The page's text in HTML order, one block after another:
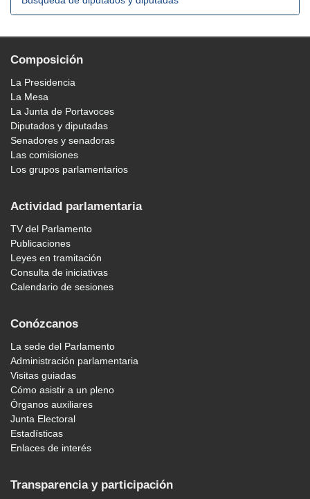
Composición
La Presidencia
La Mesa
La Junta de Portavoces
Diputados y diputadas
Senadores y senadoras
Las comisiones
Los grupos parlamentarios
Actividad parlamentaria
TV del Parlamento
Publicaciones
Leyes en tramitación
Consulta de iniciativas
Calendario de sesiones
Conózcanos
La sede del Parlamento
Administración parlamentaria
Visitas guiadas
Cómo asistir a un pleno
Órganos auxiliares
Junta Electoral
Estadísticas
Enlaces de interés
Transparencia y participación